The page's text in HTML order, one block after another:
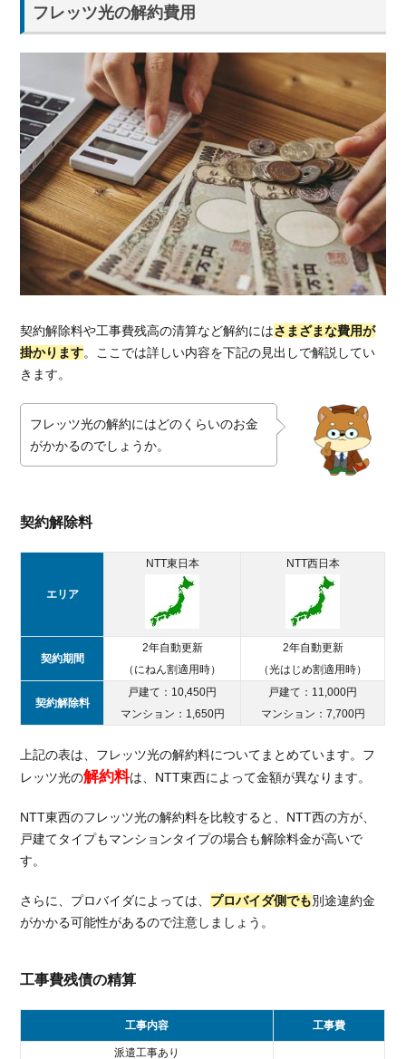
費
に
す
る
方
法
2.1.
更新
月に
解約
する
コラ
ボ光
に転
2.3.
に乗
える
を
解
約
時
の
り
換
の
選
び
3.1.
フレッツ光の解約費用
契約解除料や工事費残高の清算など解約にはさまざまな費用が
掛かります。ここでは詳しい内容を下記の見出しで解説してい
きます。
フレッツ光の解約にはどのくらいのお金
がかかるのでしょうか。
契約解除料
エリア
NTT東日本 NTT西日本
契約期間
2年自動更新
（にねん割適用時）
2年自動更新
（光はじめ割適用時）
契約解除料
戸建て：10,450円
マンション：1,650円
戸建て：11,000円
マンション：7,700円
上記の表は、フレッツ光の解約料についてまとめています。フ
レッツ光の解約料は、NTT東西によって金額が異なります。
NTT東西のフレッツ光の解約料を比較すると、NTT西の方が、
戸建てタイプもマンションタイプの場合も解除料金が高いで
す。
さらに、プロバイダによっては、 プロバイダ側でも別途違約金
がかかる可能性があるので注意しましょう。
工事費残債の精算
工事内容 工事費
派遣工事あり